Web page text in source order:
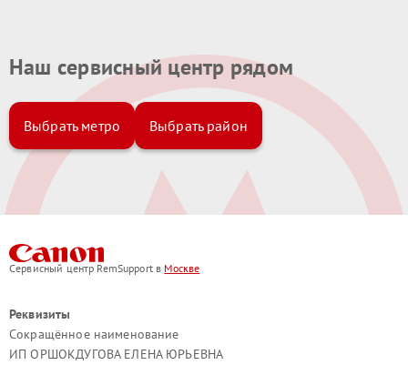
Наш сервисный центр рядом
Выбрать метро Выбрать район
Сервисный центр RemSupport в Москве
Реквизиты
Сокращённое наименование
ИП ОРШОКДУГОВА ЕЛЕНА ЮРЬЕВНА